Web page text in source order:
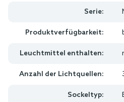
Serie:
Produktverfügbarkeit:
Leuchtmittel enthalten:
Anzahl der Lichtquellen:
Sockeltyp: